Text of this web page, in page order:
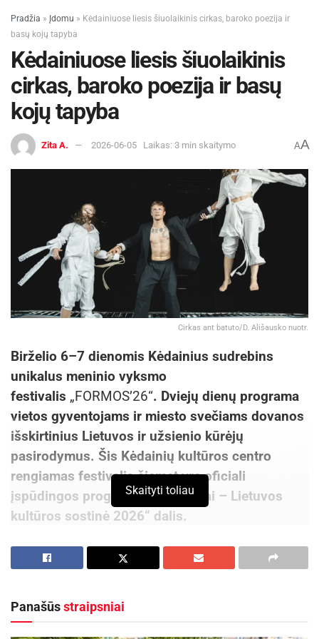
Pradžia » Įdomu » Kėdainiuose liesis šiuolaikinis cirkas, baroko poezija ir
basų kojų tapyba
Kėdainiuose liesis šiuolaikinis
cirkas, baroko poezija ir basų
kojų tapyba
Zita A. 2026-06-05 Laikas: 3 min skaitymo AA
Cirkas ant batuto/D. Ališausko nuotr.
Birželio 6–7 dienomis Kėdainius sudrebins
unikalus meninio vyksmo
festivalis „FORMOS’26“. Dviejų dienų programa
vietos gyventojams ir miesto svečiams dovanos
išskirtinius Lietuvos ir užsienio kūrėjų
pasirodymus. Šis Kėdainių kultūros centro
rengiamas festivalis šiemet yra oficiali
įspūdingos programos „Kėdainiai – Lietuvos
kultūros sostinė 2026“ dalis.
Istorinėse senamiesčio erdvėse susijungs
šiuolaikinis cirkas, teatro inovacijos, gyva
aktorių choras. Organizatoriai kviečia patirti
Skaityti toliau
Panašūsstraipsniai